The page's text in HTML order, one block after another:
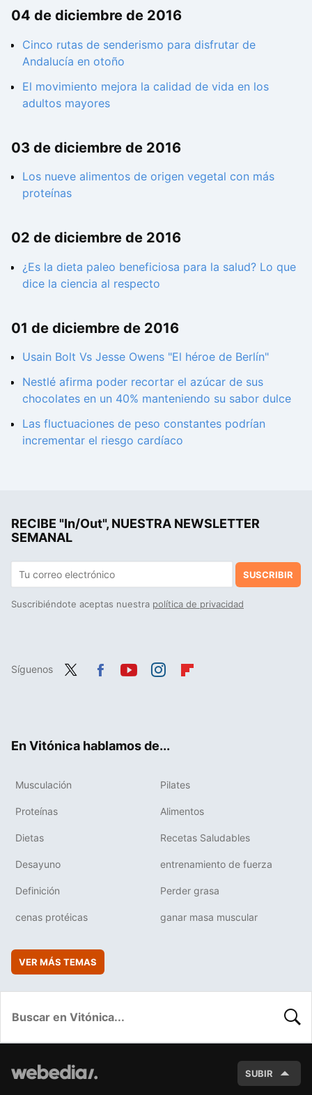
04 de diciembre de 2016
Cinco rutas de senderismo para disfrutar de
Andalucía en otoño
El movimiento mejora la calidad de vida en los
adultos mayores
03 de diciembre de 2016
Los nueve alimentos de origen vegetal con más
proteínas
02 de diciembre de 2016
¿Es la dieta paleo beneficiosa para la salud? Lo que
dice la ciencia al respecto
01 de diciembre de 2016
Usain Bolt Vs Jesse Owens "El héroe de Berlín"
Nestlé afirma poder recortar el azúcar de sus
chocolates en un 40% manteniendo su sabor dulce
Las fluctuaciones de peso constantes podrían
incrementar el riesgo cardíaco
RECIBE "In/Out", NUESTRA NEWSLETTER
SEMANAL
SUSCRIBIR
Suscribiéndote aceptas nuestra política de privacidad
Síguenos
En Vitónica hablamos de...
Musculación Pilates
Proteínas Alimentos
Dietas Recetas Saludables
Desayuno entrenamiento de fuerza
Definición Perder grasa
cenas protéicas ganar masa muscular
VER MÁS TEMAS
SUBIR